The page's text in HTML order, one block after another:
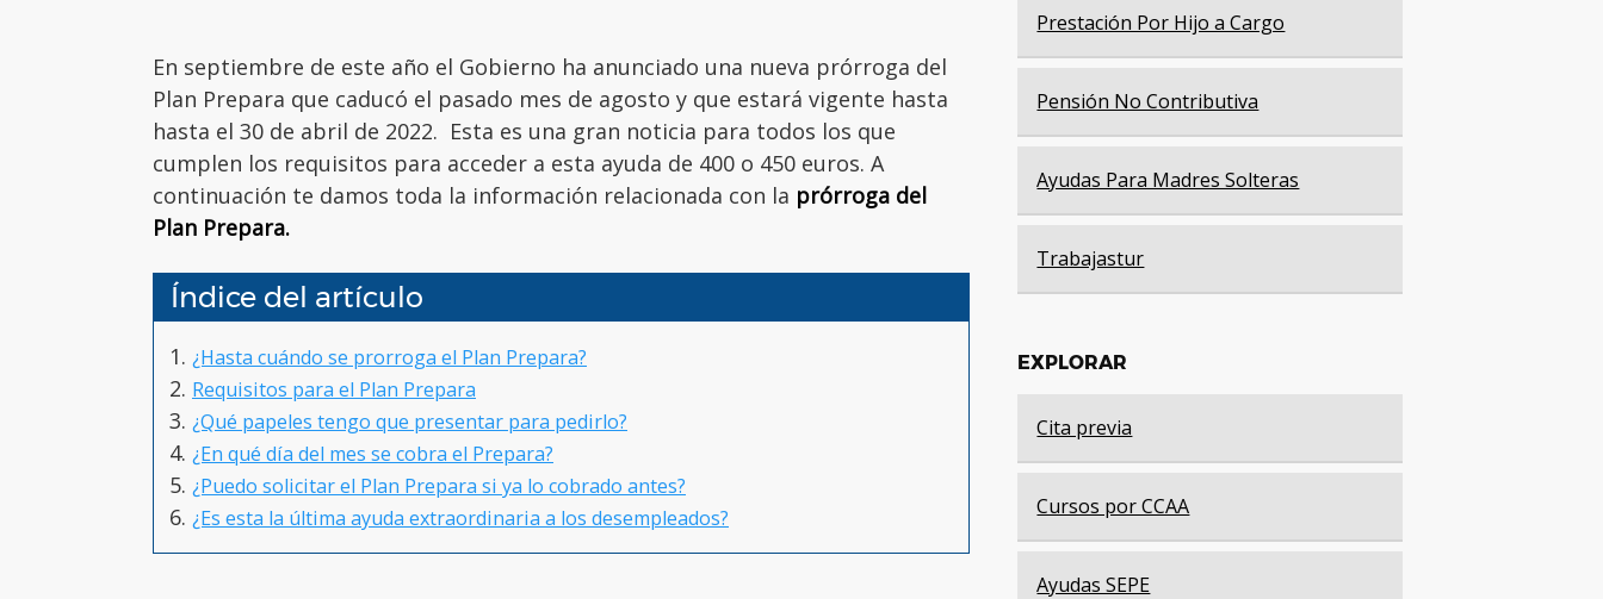
En septiembre de este año el Gobierno ha anunciado una nueva prórroga del
Plan Prepara que caducó el pasado mes de agosto y que estará vigente hasta
hasta el 30 de abril de 2022. Esta es una gran noticia para todos los que
cumplen los requisitos para acceder a esta ayuda de 400 o 450 euros. A
continuación te damos toda la información relacionada con la prórroga del
Plan Prepara.
Índice del artículo
¿Hasta cuándo se prorroga el Plan Prepara?
Requisitos para el Plan Prepara
¿Qué papeles tengo que presentar para pedirlo?
¿En qué día del mes se cobra el Prepara?
¿Puedo solicitar el Plan Prepara si ya lo cobrado antes?
¿Es esta la última ayuda extraordinaria a los desempleados?
Prestación Por Hijo a Cargo
Pensión No Contributiva
Ayudas Para Madres Solteras
Trabajastur
EXPLORAR
Cita previa
Cursos por CCAA
Ayudas SEPE